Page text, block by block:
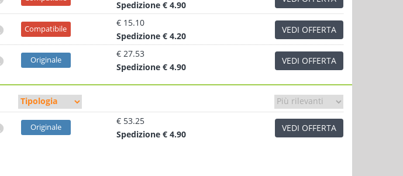
Spedizione € 4.90
Compatibile
€ 15.10
Spedizione € 4.20
VEDI OFFERTA
Originale
€ 27.53
Spedizione € 4.90
VEDI OFFERTA
Originale
€ 53.25
Spedizione € 4.90
VEDI OFFERTA